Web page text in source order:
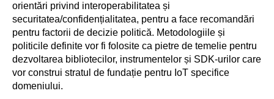
orientări privind interoperabilitatea și
securitatea/confidențialitatea, pentru a face recomandări
pentru factorii de decizie politică. Metodologiile și
politicile definite vor fi folosite ca pietre de temelie pentru
dezvoltarea bibliotecilor, instrumentelor și SDK-urilor care
vor construi stratul de fundație pentru IoT specifice
domeniului.